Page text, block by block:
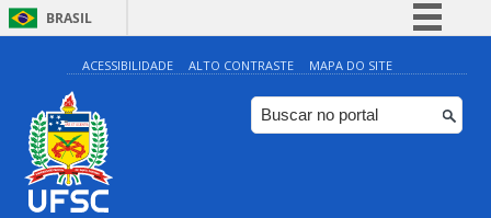
BRASIL
Simplifique!
Comunica BR
Participe
ACESSIBILIDADE ALTO CONTRASTE MAPA DO SITE